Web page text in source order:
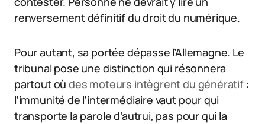
renversement définitif du droit du numérique.
Pour autant, sa portée dépasse l’Allemagne. Le
tribunal pose une distinction qui résonnera
partout oùdes moteurs intègrent du génératif:
l’immunité de l’intermédiaire vaut pour qui
transporte la parole d’autrui, pas pour qui la